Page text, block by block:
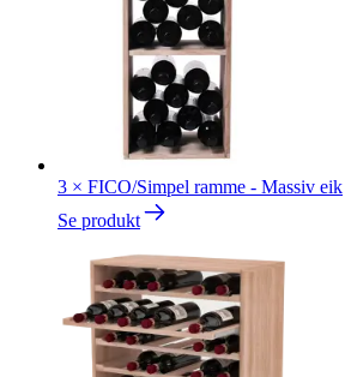
3 × FICO/Simpel ramme - Massiv eik
Se produkt